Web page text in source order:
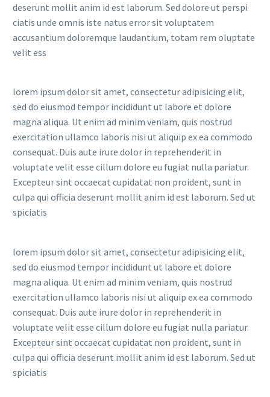
deserunt mollit anim id est laborum. Sed dolore ut perspi
ciatis unde omnis iste natus error sit voluptatem
accusantium doloremque laudantium, totam rem oluptate
velit ess
lorem ipsum dolor sit amet, consectetur adipisicing elit,
sed do eiusmod tempor incididunt ut labore et dolore
magna aliqua. Ut enim ad minim veniam, quis nostrud
exercitation ullamco laboris nisi ut aliquip ex ea commodo
consequat. Duis aute irure dolor in reprehenderit in
voluptate velit esse cillum dolore eu fugiat nulla pariatur.
Excepteur sint occaecat cupidatat non proident, sunt in
culpa qui officia deserunt mollit anim id est laborum. Sed ut
spiciatis
lorem ipsum dolor sit amet, consectetur adipisicing elit,
sed do eiusmod tempor incididunt ut labore et dolore
magna aliqua. Ut enim ad minim veniam, quis nostrud
exercitation ullamco laboris nisi ut aliquip ex ea commodo
consequat. Duis aute irure dolor in reprehenderit in
voluptate velit esse cillum dolore eu fugiat nulla pariatur.
Excepteur sint occaecat cupidatat non proident, sunt in
culpa qui officia deserunt mollit anim id est laborum. Sed ut
spiciatis